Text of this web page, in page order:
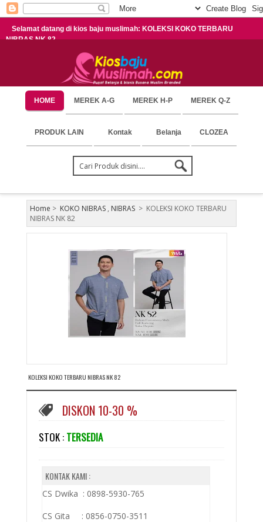
Selamat datang di kios baju muslimah: KOLEKSI KOKO TERBARU
NIBRAS NK 82
HOME MEREK A-G MEREK H-P MEREK Q-Z
PRODUK LAIN Kontak Belanja CLOZEA
Home > KOKO NIBRAS, NIBRAS > KOLEKSI KOKO TERBARU
NIBRAS NK 82
KOLEKSI KOKO TERBARU NIBRAS NK 82
DISKON 10-30 %
STOK : TERSEDIA
KONTAK KAMI :
CS Dwika : 0898-5930-765
CS Gita : 0856-0750-3511